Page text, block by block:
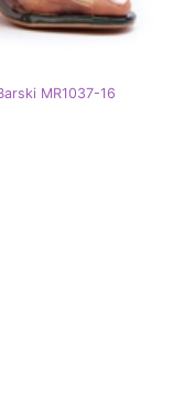
MR1037-16